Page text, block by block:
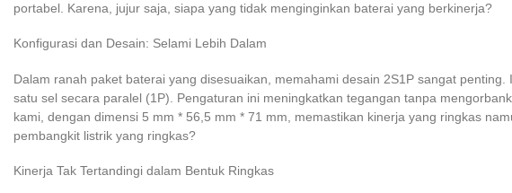
portabel. Karena, jujur saja, siapa yang tidak menginginkan baterai yang berkinerja?
Konfigurasi dan Desain: Selami Lebih Dalam
Dalam ranah paket baterai yang disesuaikan, memahami desain 2S1P sangat penting
satu sel secara paralel (1P). Pengaturan ini meningkatkan tegangan tanpa
kami, dengan dimensi 5 mm * 56,5 mm * 71 mm,
memastikan kinerja yang ringkas
pembangkit listrik yang ringkas?
Kinerja Tak Tertandingi dalam Bentuk Ringkas